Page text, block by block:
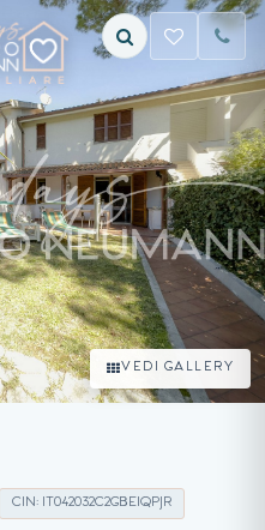
VEDI GALLERY
CIN: IT042032C2GBEIQPJR